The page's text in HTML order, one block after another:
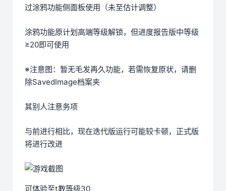
过涂鸦功能侧面板使用（未至估计调整）
涂鸦功能原计划高端等级解锁，但进度报告版中等级
≥20即可使用
※注意图：暂无毛发再久功能，若需恢复原状，请删
除SavedImage档案夹
其别人注意务项
与前进行相比，现在迭代版运行可能较卡顿，正式版
将进行改进
可体验至t教等级30